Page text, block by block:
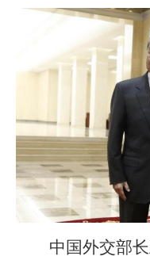
中国外交部